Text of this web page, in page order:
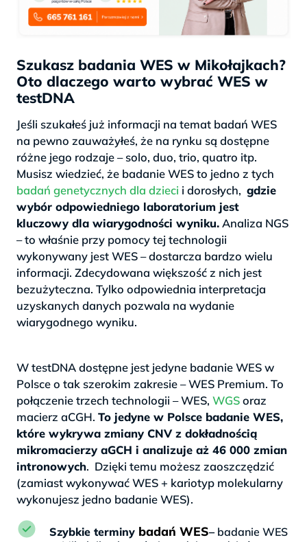
Szukasz badania WES w Mikołajkach?
Oto dlaczego warto wybrać WES w
testDNA
Jeśli szukałeś już informacji na temat badań WES
na pewno zauważyłeś, że na rynku są dostępne
różne jego rodzaje – solo, duo, trio, quatro itp.
Musisz wiedzieć, że badanie WES to jedno z tych
badań genetycznych dla dzieci i dorosłych, gdzie
wybór odpowiedniego laboratorium jest
kluczowy dla wiarygodności wyniku.Analiza NGS
– to właśnie przy pomocy tej technologii
wykonywany jest WES – dostarcza bardzo wielu
informacji. Zdecydowana większość z nich jest
bezużyteczna. Tylko odpowiednia interpretacja
uzyskanych danych pozwala na wydanie
wiarygodnego wyniku.
W testDNA dostępne jest jedyne badanie WES w
Polsce o tak szerokim zakresie – WES Premium. To
połączenie trzech technologii – WES, WGSoraz
macierz aCGH. To jedyne w Polsce badanie WES,
które wykrywa zmiany CNV z dokładnością
mikromacierzy aGCH i analizuje aż 46 000 zmian
intronowych. Dzięki temu możesz zaoszczędzić
(zamiast wykonywać WES + kariotyp molekularny
wykonujesz jedno badanie WES).
Szybkie terminy badań WES– badanie WES